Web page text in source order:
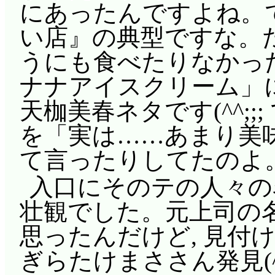
にあったんですよね。
い店』の典型ですな。
うにも食べたりなか
ナナアイスクリーム」
天枷美春ネタです
を「実は……あまり美
て言ったりしてたのよ
入口にそのテの人々
壮観でした。元上司の
思ったんだけど, 見付
ぎらたけまささん発見